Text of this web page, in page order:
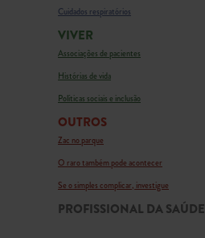
Cuidados respiratórios
VIVER
Associações de pacientes
Histórias de vida
Políticas sociais e inclusão
OUTROS
Zac no parque
O raro também pode acontecer
Se o simples complicar, investigue
PROFISSIONAL DA SAÚDE